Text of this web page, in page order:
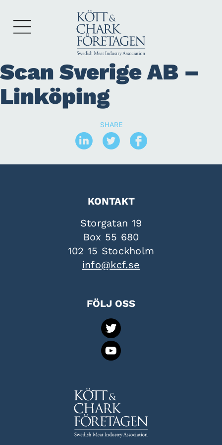
Scan Sverige AB –
Linköping
SHARE
KONTAKT
Storgatan 19
Box 55 680
102 15 Stockholm
info@kcf.se
FÖLJ OSS